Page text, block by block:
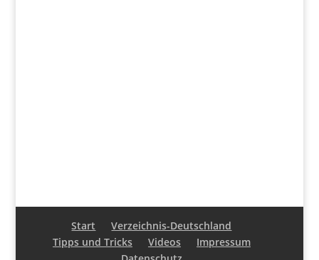
Start
Verzeichnis-Deutschland
Tipps und Tricks
Videos
Impressum